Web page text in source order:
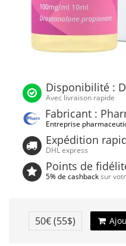
Disponibilité :
Avec livraison rapide
Fabricant :
Entreprise
Expédition
DHL express
Points de
5% de cashbacksur
50€(55$)